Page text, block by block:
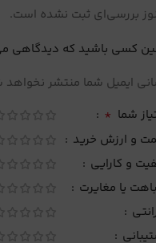
بررسی‌ای ثبت نشده است.
کسی باشید که دیدگاهی
ایمیل شما منتشر
شما *
و ارزش خرید
و کارایی
یا مغایرت